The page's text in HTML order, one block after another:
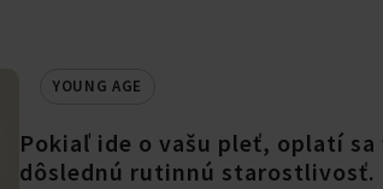
YOUNG AGE
Pokiaľ ide o vašu pleť, oplatí
dôslednú rutinnú starostlivosť.